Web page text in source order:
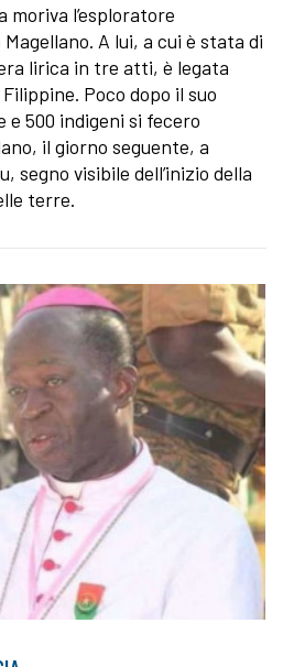
moriva l’esploratore
A lui, a cui è stata di
lirica in tre atti, è legata
Poco dopo il suo
e 500 indigeni si fecero
il giorno seguente, a
segno visibile dell’inizio della
terre.